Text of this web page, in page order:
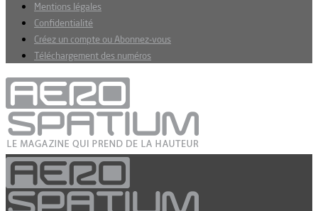
Mentions légales
Confidentialité
Créez un compte ou Abonnez-vous
Téléchargement des numéros